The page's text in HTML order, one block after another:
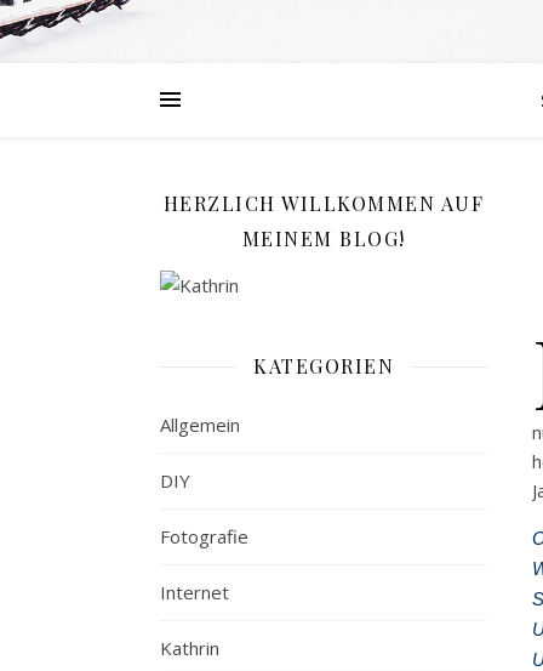
HERZLICH WILLKOMMEN AUF
MEINEM BLOG!
KATEGORIEN
Allgemein
DIY
Fotografie
Internet
Kathrin